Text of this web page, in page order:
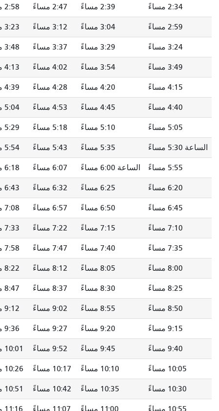
2:39 مساءً 2:58 مساءً --
3:04 مساءً 3:23 مساءً --
3:29 مساءً 3:48 مساءً --
3:54 مساءً 4:13 مساءً --
4:20 مساءً 4:39 مساءً --
4:45 مساءً 5:04 مساءً --
5:10 مساءً 5:29 مساءً --
5:35 مساءً 5:54 مساءً --
6:07 مساءً 6:18 مساءً --
6:25 مساءً 6:43 مساءً --
6:50 مساءً 7:08 مساءً --
7:15 مساءً 7:33 مساءً --
7:40 مساءً 7:58 مساءً --
8:05 مساءً 8:22 مساءً --
8:30 مساءً 8:47 مساءً --
8:55 مساءً 9:12 مساءً --
9:20 مساءً 9:36 مساءً --
9:45 مساءً 10:01 مساءً --
10:10 مساءً 10:26 مساءً --
10:35 مساءً 10:51 مساءً --
11:00 مساءً 11:16 مساءً --